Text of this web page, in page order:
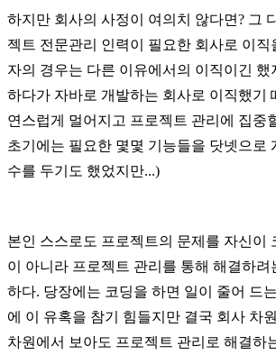
하지만 회사의 사정이 여의치 않다면? 그
젝트 전문관리 인력이 필요한 회사로 이직
자의 경우는 다른 이유에서의 이직이긴
하다가 자바로 개발하는 회사로 이직했기
연스럽게 멀어지고 프로젝트 관리에 집중
초기에는 필요한 몇몇 기능들을 닷넷으로
수를 두기도 했었지만...)
본인 스스로도 프로젝트의 문제를 자신이
이 아니라 프로젝트 관리를 통해 해결하려
하다. 당장에는 코딩을 하면 일이 줄어 드
에 이 유혹을 참기 힘들지만 결국 회사 차
차원에서 보아도 프로젝트 관리로 해결하